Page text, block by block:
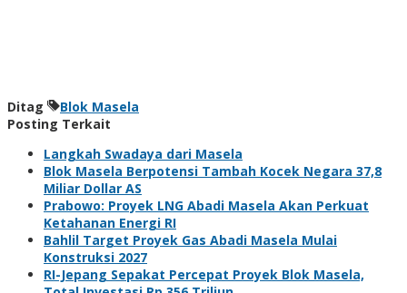
Ditag
Blok Masela
Posting Terkait
Langkah Swadaya dari Masela
Blok Masela Berpotensi Tambah Kocek Negara 37,8
Miliar Dollar AS
Prabowo: Proyek LNG Abadi Masela Akan Perkuat
Ketahanan Energi RI
Bahlil Target Proyek Gas Abadi Masela Mulai
Konstruksi 2027
RI-Jepang Sepakat Percepat Proyek Blok Masela,